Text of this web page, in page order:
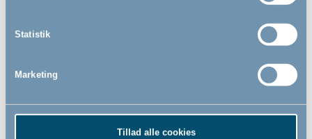
Statistik
Marketing
Tillad alle cookies